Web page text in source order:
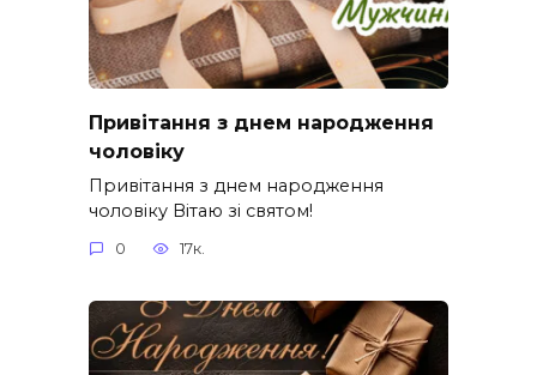
Привітання з днем народження
чоловіку
Привітання з днем народження
чоловіку Вітаю зі святом!
0 17к.